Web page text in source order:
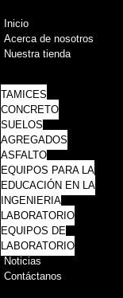
Inicio
Acerca de nosotros
Nuestra tienda
TAMICES
CONCRETO
SUELOS
AGREGADOS
ASFALTO
EQUIPOS PARA LA
EDUCACIÓN EN LA
INGENIERIA
LABORATORIO
EQUIPOS DE
LABORATORIO
Noticias
Contáctanos